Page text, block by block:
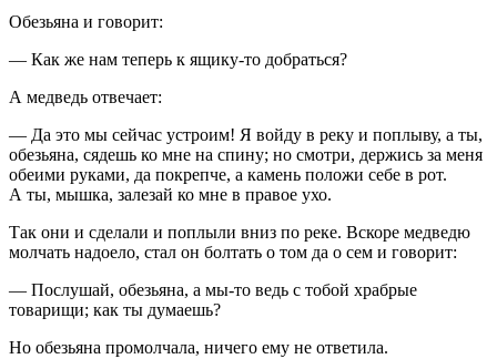
Обезьяна и говорит:
— Как же нам теперь к ящику-то добраться?
А медведь отвечает:
— Да это мы сейчас устроим! Я войду в реку и поплыву, а ты,
обезьяна, сядешь ко мне на спину; но смотри, держись за меня
обеими руками, да покрепче, а камень положи себе в рот.
А ты, мышка, залезай ко мне в правое ухо.
Так они и сделали и поплыли вниз по реке. Вскоре медведю
молчать надоело, стал он болтать о том да о сем и говорит:
— Послушай, обезьяна, а мы-то ведь с тобой храбрые
товарищи; как ты думаешь?
Но обезьяна промолчала, ничего ему не ответила.